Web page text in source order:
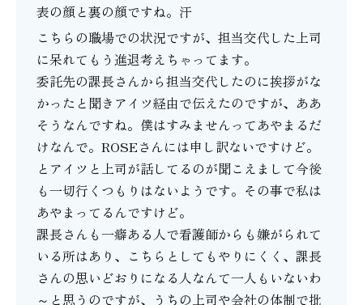
表の顔と裏の顔ですね。汗
こちらの職場での状況ですが、担当交代した上司
に呆れてもう進退考えちゃってます。
委託先の課長さんから担当交代したのに挨拶がな
かったと聞きアイツ経由で伝えたのですが、ああ
そうなんですね。僕はすみませんってあやまるだ
けなんで。ROSEさんには申し訳ないですけど。
とアイツと上司が話してるのが聞こえまして今後
も一切行くつもりはないようです。その事で私は
あやまってるんですけど。
課長さんも一癖ある人で看護師からも嫌がられて
いる所はあり、こちらとしてもやりにくく、課長
さんの思いどおりになる人なんて一人もいないわ
～と思うのですが、うちの上司や会社の体制で批